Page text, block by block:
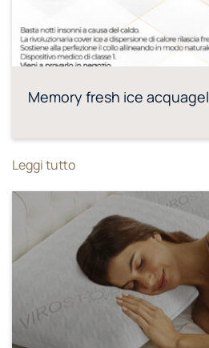
Memory fresh ice acquagel
Leggi tutto